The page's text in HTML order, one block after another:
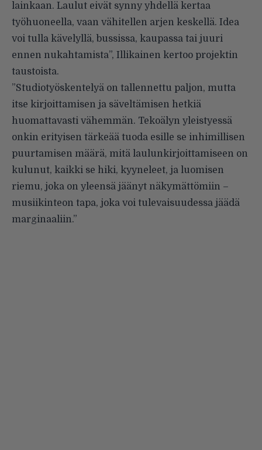
lainkaan. Laulut eivät synny yhdellä kertaa
työhuoneella, vaan vähitellen arjen keskellä. Idea
voi tulla kävelyllä, bussissa, kaupassa tai juuri
ennen nukahtamista”, Illikainen kertoo projektin
taustoista.
”Studiotyöskentelyä on tallennettu paljon, mutta
itse kirjoittamisen ja säveltämisen hetkiä
huomattavasti vähemmän. Tekoälyn yleistyessä
onkin erityisen tärkeää tuoda esille se inhimillisen
puurtamisen määrä, mitä laulunkirjoittamiseen on
kulunut, kaikki se hiki, kyyneleet, ja luomisen
riemu, joka on yleensä jäänyt näkymättömiin –
musiikinteon tapa, joka voi tulevaisuudessa jäädä
marginaaliin.”